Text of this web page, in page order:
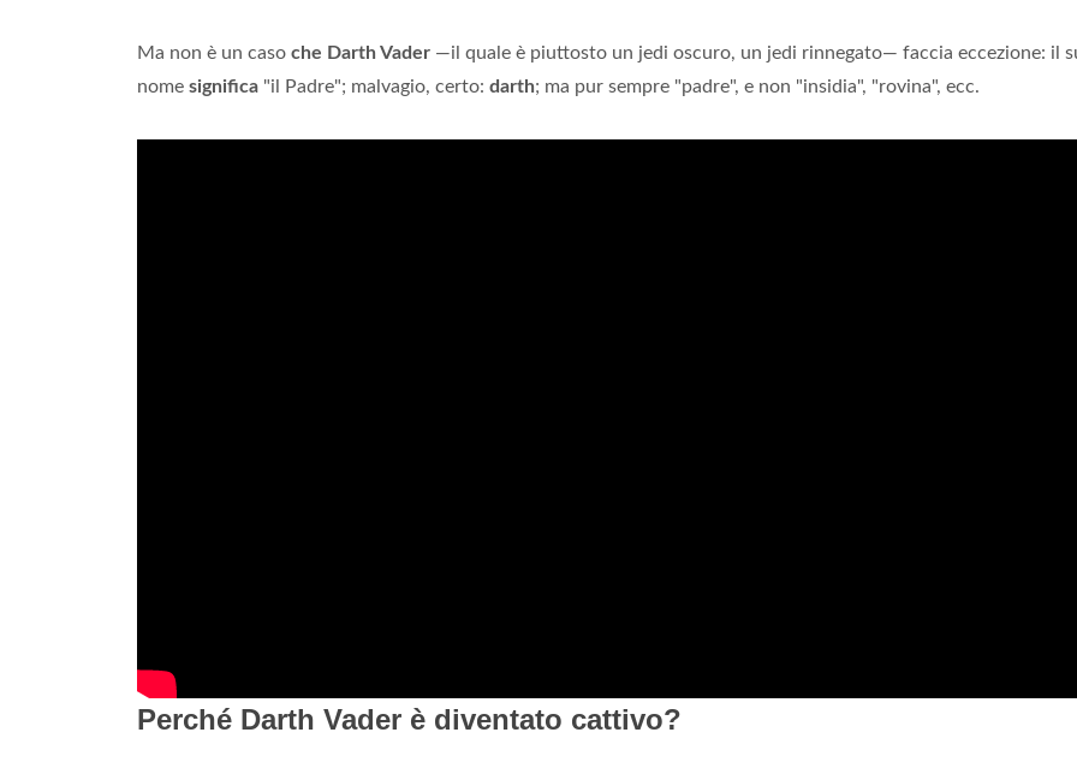
Ma non è un caso che Darth Vader —il quale è piuttosto un jedi oscuro, un jedi rinnegato— faccia eccezione: il
nome significa "il Padre"; malvagio, certo: darth; ma pur sempre "padre", e non "insidia", "rovina", ecc.
Perché Darth Vader è diventato cattivo?